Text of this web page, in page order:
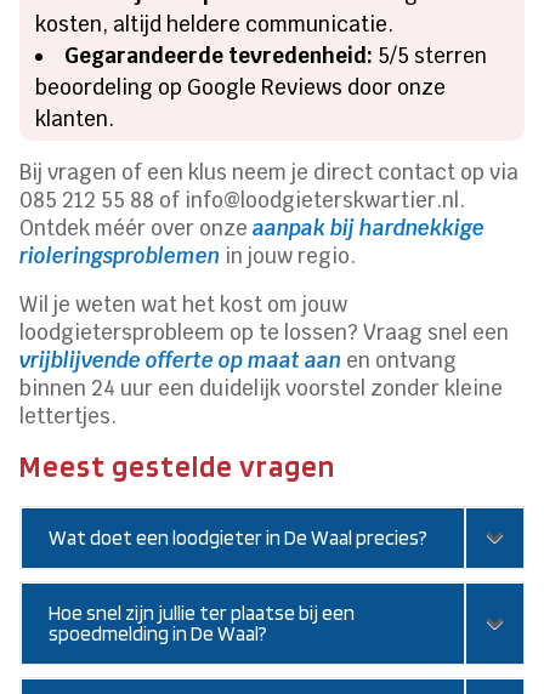
kosten, altijd heldere communicatie.
Gegarandeerde tevredenheid: 5/5 sterren
beoordeling op Google Reviews door onze
klanten.
Bij vragen of een klus neem je direct contact op via
085 212 55 88 of info@loodgieterskwartier.nl.
Ontdek méér over onzeaanpak bij hardnekkige
rioleringsproblemen in jouw regio.
Wil je weten wat het kost om jouw
loodgietersprobleem op te lossen? Vraag snel een
vrijblijvende offerte op maat aan en ontvang
binnen 24 uur een duidelijk voorstel zonder kleine
lettertjes.
Meest gestelde vragen
Wat doet een loodgieter in De Waal precies?
Hoe snel zijn jullie ter plaatse bij een
spoedmelding in De Waal?